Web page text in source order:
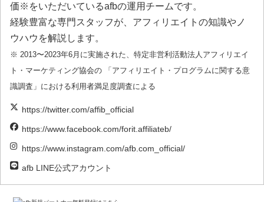
価※をいただいているafbの運用チームです。
経験豊富な専門スタッフが、アフィリエイトの知識やノ
ウハウを解説します。
※ 2013〜2023年6月に実施された、特定非営利活動法人アフィリエイ
ト・マーケティング協会の 「アフィリエイト・プログラムに関する意
識調査」における利用者満足度調査による
https://twitter.com/affib_official
https://www.facebook.com/forit.affiliateb/
https://www.instagram.com/afb.com_official/
afb LINE公式アカウント